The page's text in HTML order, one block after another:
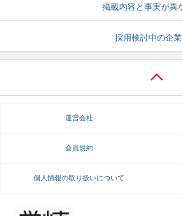
掲載内容と事実が異
採用検討中の企
運営会社
会員規約
個人情報の取り扱いについて